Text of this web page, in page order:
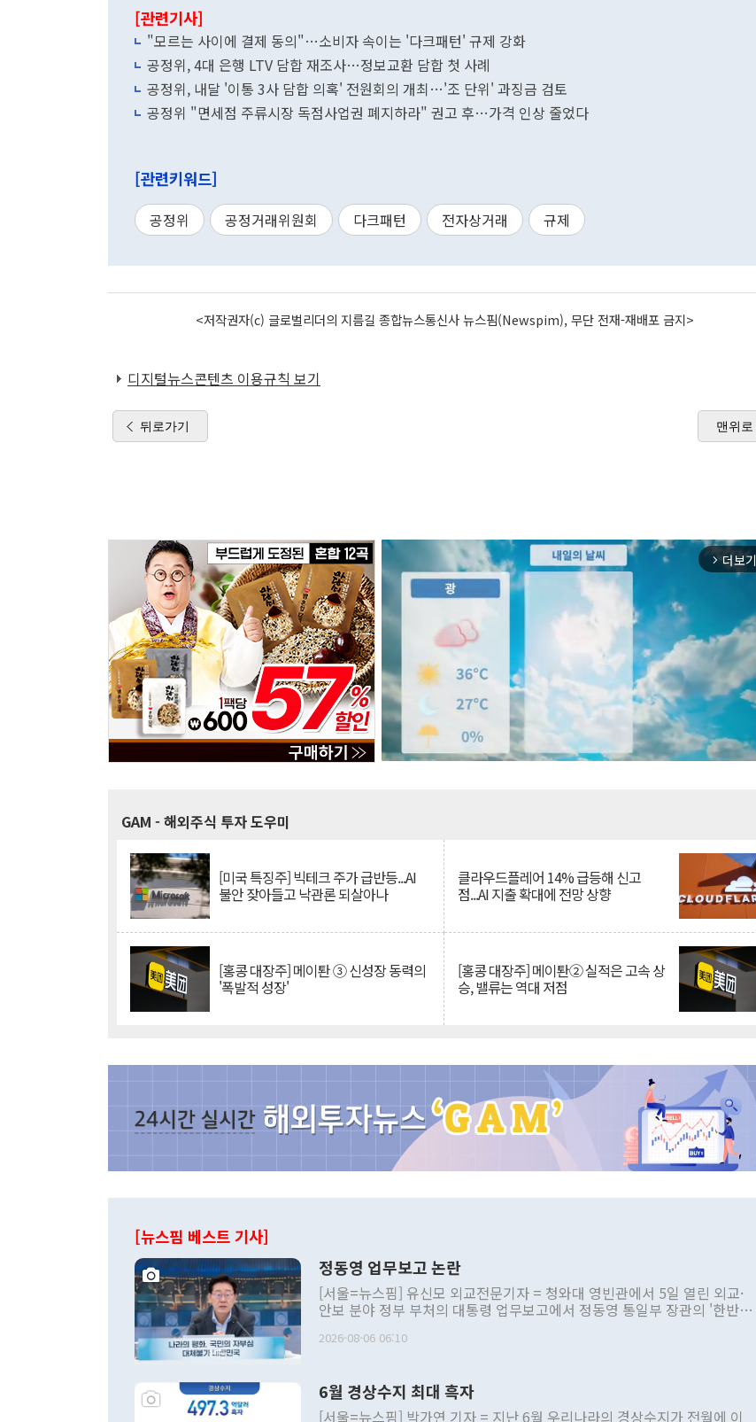
[관련기사]
"모르는 사이에 결제 동의"…소비자 속이는 '다크패턴' 규제 강화
공정위, 4대 은행 LTV 담합 재조사…정보교환 담합 첫 사례
공정위, 내달 '이통 3사 담합 의혹' 전원회의 개최…'조 단위' 과징금 검토
공정위 "면세점 주류시장 독점사업권 폐지하라" 권고 후…가격 인상 줄었다
[관련키워드]
공정위 공정거래위원회 다크패턴 전자상거래 규제
<저작권자(c) 글로벌리더의 지름길 종합뉴스통신사 뉴스핌(Newspim), 무단 전재-재배포 금지>
디지털뉴스콘텐츠 이용규칙 보기
뒤로가기 맨위로
arrow_forward_ios 더보기
GAM - 해외주식 투자 도우미
[미국 특징주] 빅테크 주가 급반등...AI
불안 잦아들고 낙관론 되살아나
클라우드플레어 14% 급등해 신고
점...AI 지출 확대에 전망 상향
[홍콩 대장주] 메이퇀 ③ 신성장 동력의
'폭발적 성장'
[홍콩 대장주] 메이퇀② 실적은 고속 상
승, 밸류는 역대 저점
[뉴스핌 베스트 기사]
정동영 업무보고 논란
[서울=뉴스핌] 유신모 외교전문기자 = 청와대 영빈관에서 5일 열린 외교·
안보 분야 정부 부처의 대통령 업무보고에서 정동영 통일부 장관의 '한반도
발언 중에는 정부 내 조율을 거치지 않은 사안을 정책으로 추진하겠다고 공
주의적 희망에 근거한 비현실적 구상'이라는 비판을 내놨다. 그동안 정 장
관의 대북 정책 관련 발언이 물의를 빚은 적은 여러 번 있지만 대통령과 유
2026-08-06 06:10
6월 경상수지 최대 흑자
[서울=뉴스핌] 박가연 기자 = 지난 6월 우리나라의 경상수지가 전월에 이